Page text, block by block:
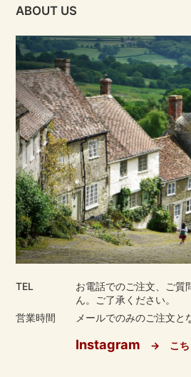
ABOUT US
TEL
お電話でのご注文、ご質
ん。ご了承く
営業時間
メールでのみのご注文
Instagram → こち